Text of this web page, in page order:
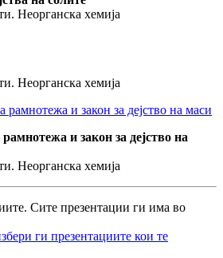
Неорганска хемија
Неорганска хемија
и закон за дејство на
Неорганска хемија
Сите презентации ги има во
ги презентациите кои те